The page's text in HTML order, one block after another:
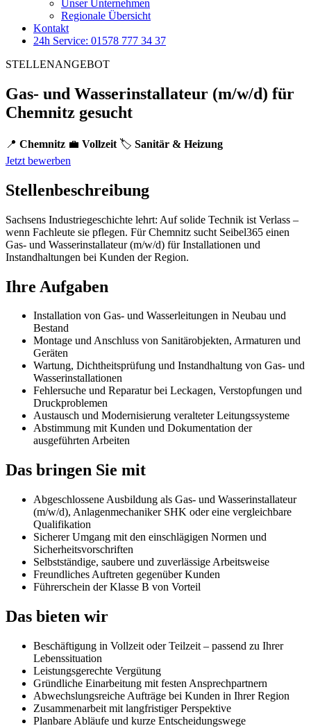
Unser Unternehmen
Regionale Übersicht
Kontakt
24h Service: 01578 777 34 37
STELLENANGEBOT
Gas- und Wasserinstallateur (m/w/d) für
Chemnitz gesucht
📍 Chemnitz 💼 Vollzeit 🏷️ Sanitär & Heizung
Jetzt bewerben
Stellenbeschreibung
Sachsens Industriegeschichte lehrt: Auf solide Technik ist Verlass –
wenn Fachleute sie pflegen. Für Chemnitz sucht Seibel365 einen
Gas- und Wasserinstallateur (m/w/d) für Installationen und
Instandhaltungen bei Kunden der Region.
Ihre Aufgaben
Installation von Gas- und Wasserleitungen in Neubau und
Bestand
Montage und Anschluss von Sanitärobjekten, Armaturen und
Geräten
Wartung, Dichtheitsprüfung und Instandhaltung von Gas- und
Wasserinstallationen
Fehlersuche und Reparatur bei Leckagen, Verstopfungen und
Druckproblemen
Austausch und Modernisierung veralteter Leitungssysteme
Abstimmung mit Kunden und Dokumentation der
ausgeführten Arbeiten
Das bringen Sie mit
Abgeschlossene Ausbildung als Gas- und Wasserinstallateur
(m/w/d), Anlagenmechaniker SHK oder eine vergleichbare
Qualifikation
Sicherer Umgang mit den einschlägigen Normen und
Sicherheitsvorschriften
Selbstständige, saubere und zuverlässige Arbeitsweise
Freundliches Auftreten gegenüber Kunden
Führerschein der Klasse B von Vorteil
Das bieten wir
Beschäftigung in Vollzeit oder Teilzeit – passend zu Ihrer
Lebenssituation
Leistungsgerechte Vergütung
Gründliche Einarbeitung mit festen Ansprechpartnern
Abwechslungsreiche Aufträge bei Kunden in Ihrer Region
Zusammenarbeit mit langfristiger Perspektive
Planbare Abläufe und kurze Entscheidungswege